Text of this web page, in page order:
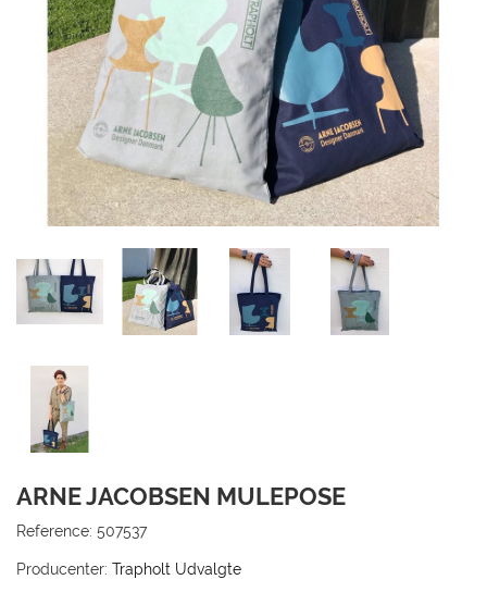
ARNE JACOBSEN MULEPOSE
Reference: 507537
Producenter: Trapholt Udvalgte